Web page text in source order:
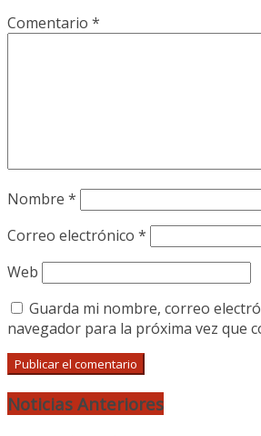
Comentario *
Nombre *
Correo electrónico *
Web
Guarda mi nombre, correo
navegador para la próxima vez que
Noticias Anteriores